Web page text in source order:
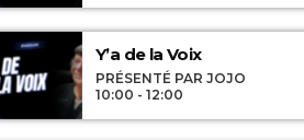
Y’a de la Voix
PRÉSENTÉ PAR JOJO
10:00 - 12:00